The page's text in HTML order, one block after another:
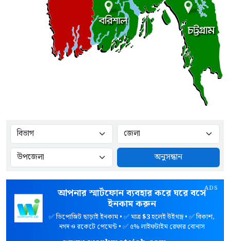
অনুসন্ধান
ADS
আপনার স্মার্টফোন ব্যবহার করে ঘরে বসে
ইনকাম করুন
✅ ডিপোজিট ছাড়াই ইনকাম • ✅ মাত্র$3হলেই উইথড্র • ✅ বিকাশ,
নগদ ও রকেটে পেমেন্ট • ✅ ৫% লাইফটাইম রেফার বোনাস